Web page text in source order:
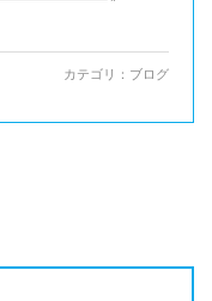
カテゴリ： ブログ